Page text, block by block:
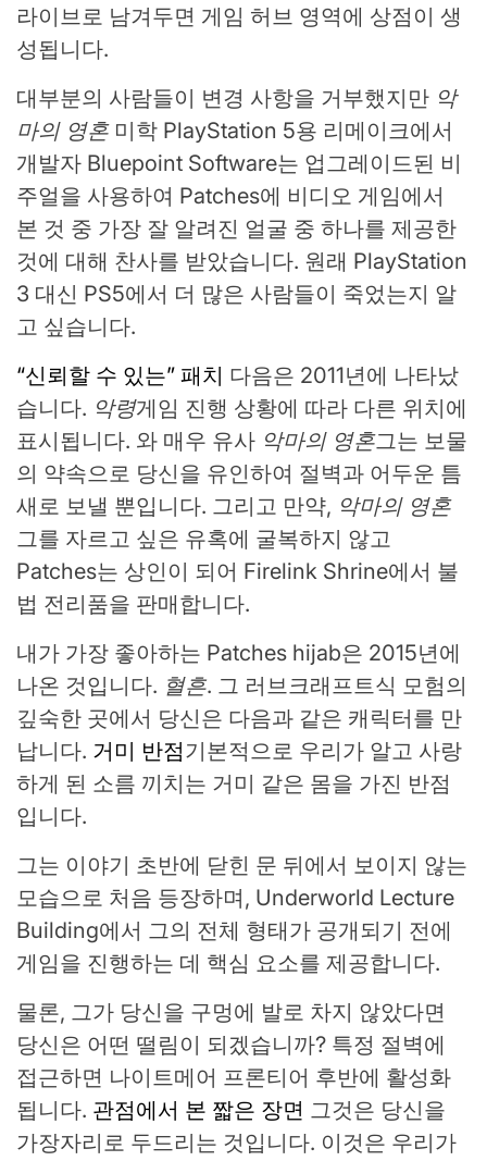
라이브로 남겨두면 게임 허브 영역에 상점이 생
성됩니다.
대부분의 사람들이 변경 사항을 거부했지만 악
마의 영혼미학 PlayStation 5용 리메이크에서
개발자 Bluepoint Software는 업그레이드된 비
주얼을 사용하여 Patches에 비디오 게임에서
본 것 중 가장 잘 알려진 얼굴 중 하나를 제공한
것에 대해 찬사를 받았습니다. 원래 PlayStation
3 대신 PS5에서 더 많은 사람들이 죽었는지 알
고 싶습니다.
“신뢰할 수 있는” 패치 다음은 2011년에 나타났
습니다. 악령게임 진행 상황에 따라 다른 위치에
표시됩니다. 와 매우 유사 악마의 영혼그는 보물
의 약속으로 당신을 유인하여 절벽과 어두운 틈
새로 보낼 뿐입니다. 그리고 만약, 악마의 영혼
그를 자르고 싶은 유혹에 굴복하지 않고
Patches는 상인이 되어 Firelink Shrine에서 불
법 전리품을 판매합니다.
내가 가장 좋아하는 Patches hijab은 2015년에
나온 것입니다. 혈흔. 그 러브크래프트식 모험의
깊숙한 곳에서 당신은 다음과 같은 캐릭터를 만
납니다. 거미 반점기본적으로 우리가 알고 사랑
하게 된 소름 끼치는 거미 같은 몸을 가진 반점
입니다.
그는 이야기 초반에 닫힌 문 뒤에서 보이지 않는
모습으로 처음 등장하며, Underworld Lecture
Building에서 그의 전체 형태가 공개되기 전에
게임을 진행하는 데 핵심 요소를 제공합니다.
물론, 그가 당신을 구멍에 발로 차지 않았다면
당신은 어떤 떨림이 되겠습니까? 특정 절벽에
접근하면 나이트메어 프론티어 후반에 활성화
됩니다. 관점에서 본 짧은 장면 그것은 당신을
가장자리로 두드리는 것입니다. 이것은 우리가